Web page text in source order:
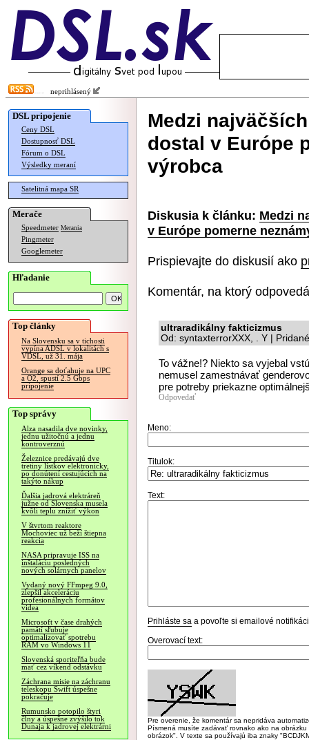
neprihlásený
DSL pripojenie
Ceny DSL
Dostupnosť DSL
Fórum o DSL
Výsledky meraní
Satelitná mapa SR
Merače
Speedmeter Merania
Pingmeter
Googlemeter
Hľadanie
Top články
Na Slovensku sa v tichosti
vypína ADSL v lokalitách s
VDSL, už 31. mája
Orange sa doťahuje na UPC
a O2, spustí 2.5 Gbps
pripojenie
Top správy
Alza nasadila dve novinky,
jednu užitočnú a jednu
kontroverznú
Železnice predávajú dve
tretiny lístkov elektronicky,
po donútení cestujúcich na
takýto nákup
Ďalšia jadrová elektráreň
južne od Slovenska musela
kvôli teplu znížiť výkon
V štvrtom reaktore
Mochoviec už beží štiepna
reakcia
NASA pripravuje ISS na
inštaláciu posledných
nových solárnych panelov
Vydaný nový FFmpeg 9.0,
zlepšil akceleráciu
profesionálnych formátov
videa
Microsoft v čase drahých
pamätí sľubuje
optimalizovať spotrebu
RAM vo Windows 11
Slovenská sporiteľňa bude
mať cez víkend odstávku
Záchrana misie na záchranu
teleskopu Swift úspešne
pokračuje
Rumunsko potopilo štyri
člny a úspešne zvýšilo tok
Dunaja k jadrovej elektrárni
Medzi
dostal v Európe
výrobca
Diskusia k článku: Medzi
v Európe pomerne
Prispievajte do diskusií ako
Komentár, na ktorý
ultraradikálny fakticizmus
Od: syntaxterrorXXX, . Y |
To vážne!? Niekto sa vyjebal
nemusel zamestnávať
pre potreby priekazne
Odpovedať
Meno:
Titulok:
Text:
Prihláste sa a povoľte si emailové
Overovací text:
Pre overenie, že komentár sa nepridáva
Písmená musíte zadávať rovnako ako na
obrázok". V texte sa používajú iba znaky